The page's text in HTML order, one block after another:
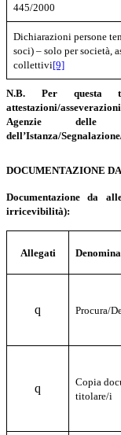
445/2000
Dichiarazioni persone
soci) – solo per società,
collettivi[9]
N.B. Per questa
attestazioni/
Agenzie delle
dell’Istanza/
DOCUMENTAZIONE
Documentazione da
irricevibilità):
Allegati
q Procura/
q
Copia
titolare/i